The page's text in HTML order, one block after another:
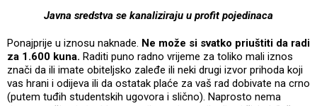
Javna sredstva se kanaliziraju u profit pojedinaca
Ponajprije u iznosu naknade. Ne može si svatko priuštiti da radi
za 1.600 kuna. Raditi puno radno vrijeme za toliko mali iznos
znači da ili imate obiteljsko zaleđe ili neki drugi izvor prihoda koji
vas hrani i odijeva ili da ostatak plaće za vaš rad dobivate na crno
(putem tuđih studentskih ugovora i slično). Naprosto nema